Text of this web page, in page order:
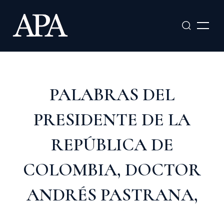
contenido
PALABRAS DEL
PRESIDENTE DE LA
REPÚBLICA DE
COLOMBIA, DOCTOR
ANDRÉS PASTRANA,